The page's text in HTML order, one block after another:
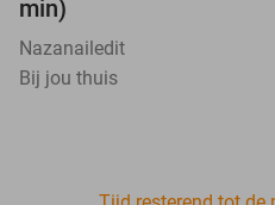
min)
Nazanailedit
Bij jou thuis